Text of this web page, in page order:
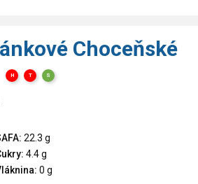
Choceňské
H T S
22.3 g
4.4 g
0 g